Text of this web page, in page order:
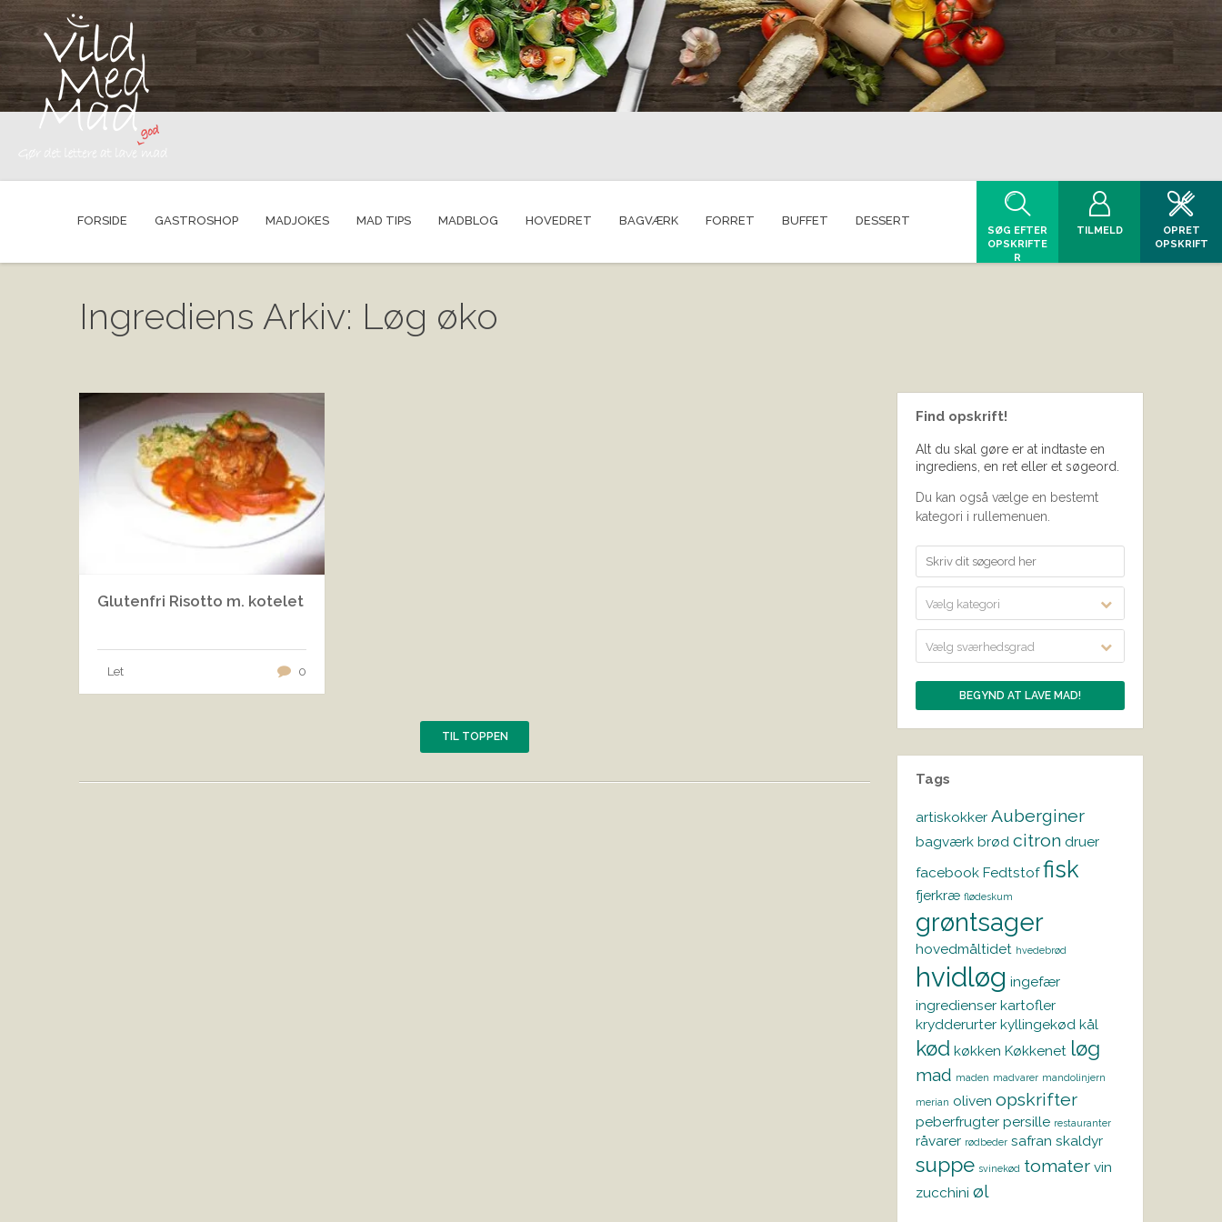
FORSIDE GASTROSHOP MADJOKES MAD TIPS MADBLOG HOVEDRET BAGVÆRK FORRET BUFFET DESSERT
SØG EFTER
OPSKRIFTE
R
TILMELD
OPRET
OPSKRIFT
Ingrediens Arkiv: Løg øko
Glutenfri Risotto m. kotelet
Let 0
TIL TOPPEN
Find opskrift!
Alt du skal gøre er at indtaste en
ingrediens, en ret eller et søgeord.
Du kan også vælge en bestemt
kategori i rullemenuen.
Vælg kategori
Vælg sværhedsgrad
Tags
artiskokker Auberginer
bagværk brød citron druer
facebook Fedtstof fisk
fjerkræ flødeskum
grøntsager
hovedmåltidet hvedebrød
hvidløg ingefær
ingredienser kartofler
krydderurter kyllingekød kål
kød køkken Køkkenet løg
mad maden madvarer mandolinjern
merian oliven opskrifter
peberfrugter persille restauranter
råvarer rødbeder safran skaldyr
suppe svinekød tomater vin
zucchini øl